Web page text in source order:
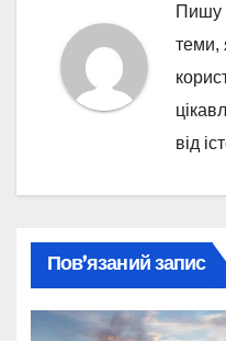
Пишу
теми,
від
Пов’язаний запис